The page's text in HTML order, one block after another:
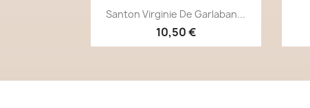
Aperçu rapide
Santon Virginie De Garlaban...
10,50 €